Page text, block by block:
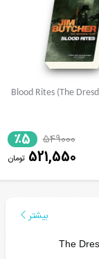
Blood Rites (The
549000
٪5
521,550 تومان
بیشتر
'The